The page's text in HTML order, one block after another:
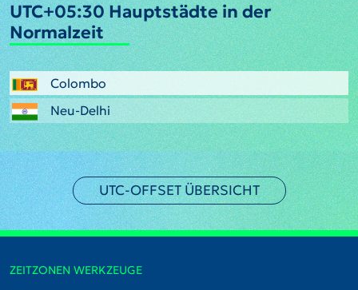
UTC+05:30 Hauptstädte in der
Normalzeit
Colombo
Neu-Delhi
UTC-OFFSET ÜBERSICHT
ZEITZONEN WERKZEUGE